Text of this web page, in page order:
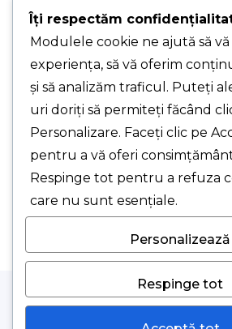
Jud. Ilfov (cu programare)
Despre Noi
Comanda Ta
Suport Clienți
© 2026 Smart Clima SRL.
Îți respectăm
Modulele cookie ne ajută să
experiența, să vă oferim
și să analizăm traficul. Puteți
uri doriți să permiteți făcând
Personalizare. Faceți clic pe
pentru a vă oferi
Respinge tot pentru a refuza
care nu sunt esențiale.
Personalizează
Respinge tot